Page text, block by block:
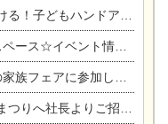
どもハンドアロマ講座☆
報☆チャイルドアロマセラピスト
ェアに参加します☆
へ社長よりご招待です♪